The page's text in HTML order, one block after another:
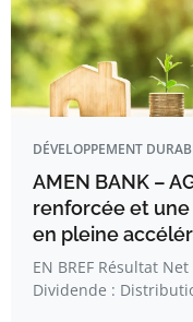
DÉVELOPPEMENT
AMEN BANK –
renforcée et
en pleine
EN BREF Résultat
Dividende :